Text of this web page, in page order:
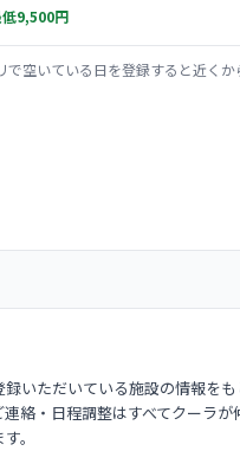
9,500円
空いている日を登録すると近くか
いただいている施設の情報を
絡・日程調整はすべてクーラ
。